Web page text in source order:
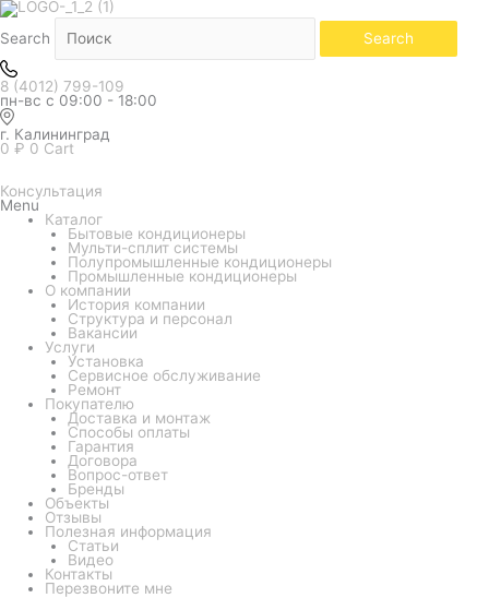
Search Search
8 (4012) 799-109
пн-вс с 09:00 - 18:00
г. Калининград
0 ₽ 0 Cart
Консультация
Menu
Каталог
Бытовые кондиционеры
Мульти-сплит системы
Полупромышленные кондиционеры
Промышленные кондиционеры
О компании
История компании
Структура и персонал
Вакансии
Услуги
Установка
Сервисное обслуживание
Ремонт
Покупателю
Доставка и монтаж
Способы оплаты
Гарантия
Договора
Вопрос-ответ
Бренды
Объекты
Отзывы
Полезная информация
Статьи
Видео
Контакты
Перезвоните мне
Количество
товара
Сплит-
система
Kentatsu
KSVB165HZAN1R/KSUNB165HZAN3/KPU95-
DR
(кассетный)